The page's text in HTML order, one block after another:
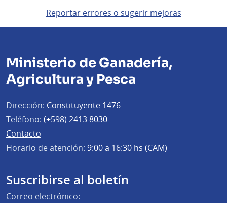
Reportar errores o sugerir mejoras
Ministerio de Ganadería,
Agricultura y Pesca
Dirección: Constituyente 1476
Teléfono: (+598) 2413 8030
Contacto
Horario de atención: 9:00 a 16:30 hs (CAM)
Suscribirse al boletín
Correo electrónico: